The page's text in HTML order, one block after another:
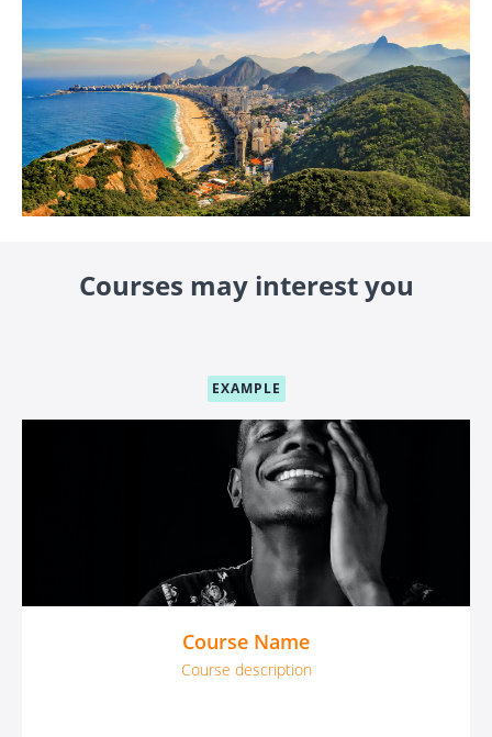
Courses may interest you
EXAMPLE
Course Name
Course description